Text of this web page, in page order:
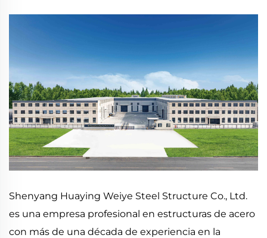
Shenyang Huaying Weiye Steel Structure Co., Ltd.
es una empresa profesional en estructuras de acero
con más de una década de experiencia en la